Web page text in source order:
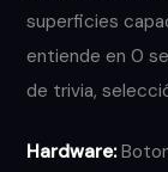
superficies
entiende en 0
de trivia,
Hardware: